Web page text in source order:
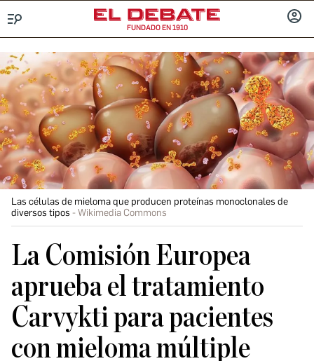
FUNDADO EN 1910
Las células de mieloma que producen proteínas monoclonales de
diversos tipos
Wikimedia Commons
La Comisión Europea
aprueba el tratamiento
Carvykti para pacientes
con mieloma múltiple